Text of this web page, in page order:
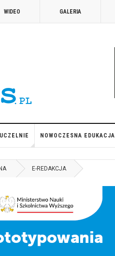
WIDEO GALERIA
NOWOCZESNA EDUKACJA
E-REDAKCJA